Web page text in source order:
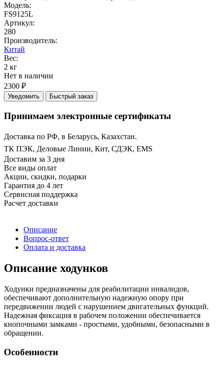
Модель:
FS9125L
Артикул:
280
Производитель:
Китай
Вес:
2 кг
Нет в наличии
2300 ₽
Уведомить Быстрый заказ
Принимаем электронные сертификаты
Доставка по РФ, в Беларусь, Казахстан.
ТК ПЭК, Деловые Линии, Кит, СДЭК, EMS
Доставим за 3 дня
Все виды оплат
Акции, скидки, подарки
Гарантия до 4 лет
Сервисная поддержка
Расчет доставки
Описание
Вопрос-ответ
Оплата и доставка
Описание ходунков
Ходунки предназначены для реабилитации инвалидов,
обеспечивают дополнительную надежную опору при
передвижении людей с нарушением двигательных функций.
Надежная фиксация в рабочем положении обеспечивается
кнопочными замками - простыми, удобными, безопасными в
обращении.
Особенности